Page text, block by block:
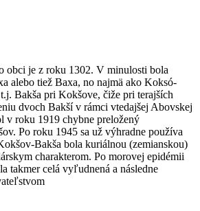
obci je z roku 1302. V minulosti bola
alebo tiež Baxa, no najmä ako Koksó-
Bakša pri Kokšove, čiže pri terajších
dvoch Bakší v rámci vtedajšej Abovskej
v roku 1919 chybne preložený
Po roku 1945 sa už výhradne používa
Bakša bola kuriálnou (zemianskou)
charakterom. Po morovej epidémii
takmer celá vyľudnená a následne